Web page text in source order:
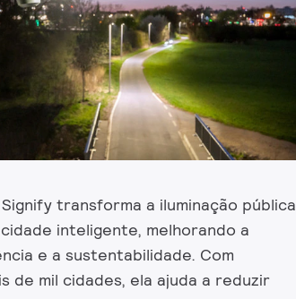
transforma a iluminação pública
inteligente, melhorando a
e a sustentabilidade. Com
de mil cidades, ela ajuda a reduzir